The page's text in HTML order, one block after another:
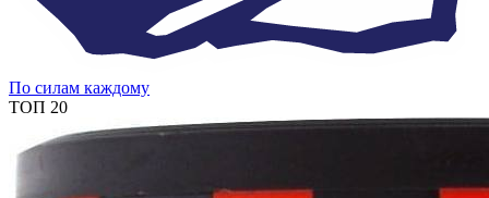
По силам каждому
ТОП 20